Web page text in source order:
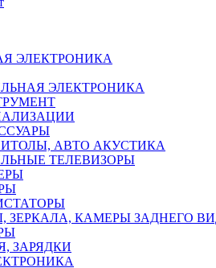
ЭЛЕКТРОНИКА
ЭЛЕКТРОНИКА
АВТО АКУСТИКА
ТЕЛЕВИЗОРЫ
ЗЕРКАЛА, КАМЕРЫ ЗАДНЕГО
ЗАРЯДКИ